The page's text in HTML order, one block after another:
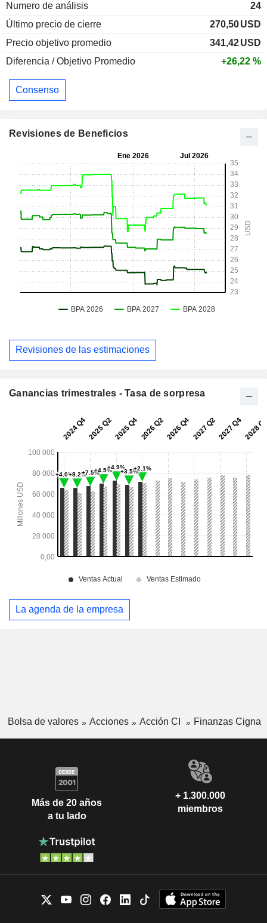
Numero de análisis
24
Último precio de cierre
270,50USD
Precio objetivo promedio
341,42USD
Diferencia / Objetivo Promedio
+26,22 %
Consenso
Revisiones de Beneficios
Revisiones de las estimaciones
Ganancias trimestrales - Tasa de sorpresa
La agenda de la empresa
Bolsa de valores Acciones Acción CI Finanzas Cigna
Más de 20 años
a tu lado
+ 1.300.000
miembros